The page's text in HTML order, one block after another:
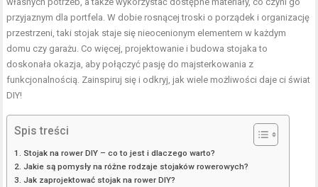
przyjaznym dla portfela. W dobie rosnącej troski o porządek i organizację
przestrzeni, taki stojak staje się nieocenionym elementem w każdym
domu czy garażu. Co więcej, projektowanie i budowa stojaka to
doskonała okazja, aby połączyć pasję do majsterkowania z
funkcjonalnością. Zainspiruj się i odkryj, jak wiele możliwości daje ci świat
DIY!
Spis treści
Stojak na rower DIY – co to jest i dlaczego warto?
Jakie są pomysły na różne rodzaje stojaków rowerowych?
Jak zaprojektować stojak na rower DIY?